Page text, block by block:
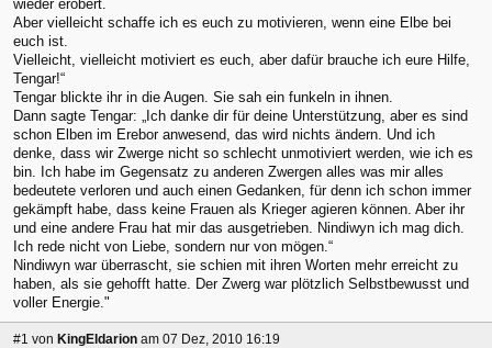
wieder erobert.
Aber vielleicht schaffe ich es euch zu motivieren, wenn eine Elbe bei
euch ist.
Vielleicht, vielleicht motiviert es euch, aber dafür brauche ich eure Hilfe,
Tengar!“
Tengar blickte ihr in die Augen. Sie sah ein funkeln in ihnen.
Dann sagte Tengar: „Ich danke dir für deine Unterstützung, aber es sind
schon Elben im Erebor anwesend, das wird nichts ändern. Und ich
denke, dass wir Zwerge nicht so schlecht unmotiviert werden, wie ich es
bin. Ich habe im Gegensatz zu anderen Zwergen alles was mir alles
bedeutete verloren und auch einen Gedanken, für denn ich schon immer
gekämpft habe, dass keine Frauen als Krieger agieren können. Aber ihr
und eine andere Frau hat mir das ausgetrieben. Nindiwyn ich mag dich.
Ich rede nicht von Liebe, sondern nur von mögen.“
Nindiwyn war überrascht, sie schien mit ihren Worten mehr erreicht zu
haben, als sie gehofft hatte. Der Zwerg war plötzlich Selbstbewusst und
voller Energie."
#1 von KingEldarion am 07 Dez, 2010 16:19